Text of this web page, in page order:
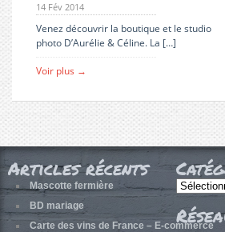
14 Fév 2014
Venez découvrir la boutique et le studio
photo D’Aurélie & Céline. La […]
Voir plus →
Articles récents
Mascotte fermière
BD mariage
Carte des vins de France – E-commerce
Catégories